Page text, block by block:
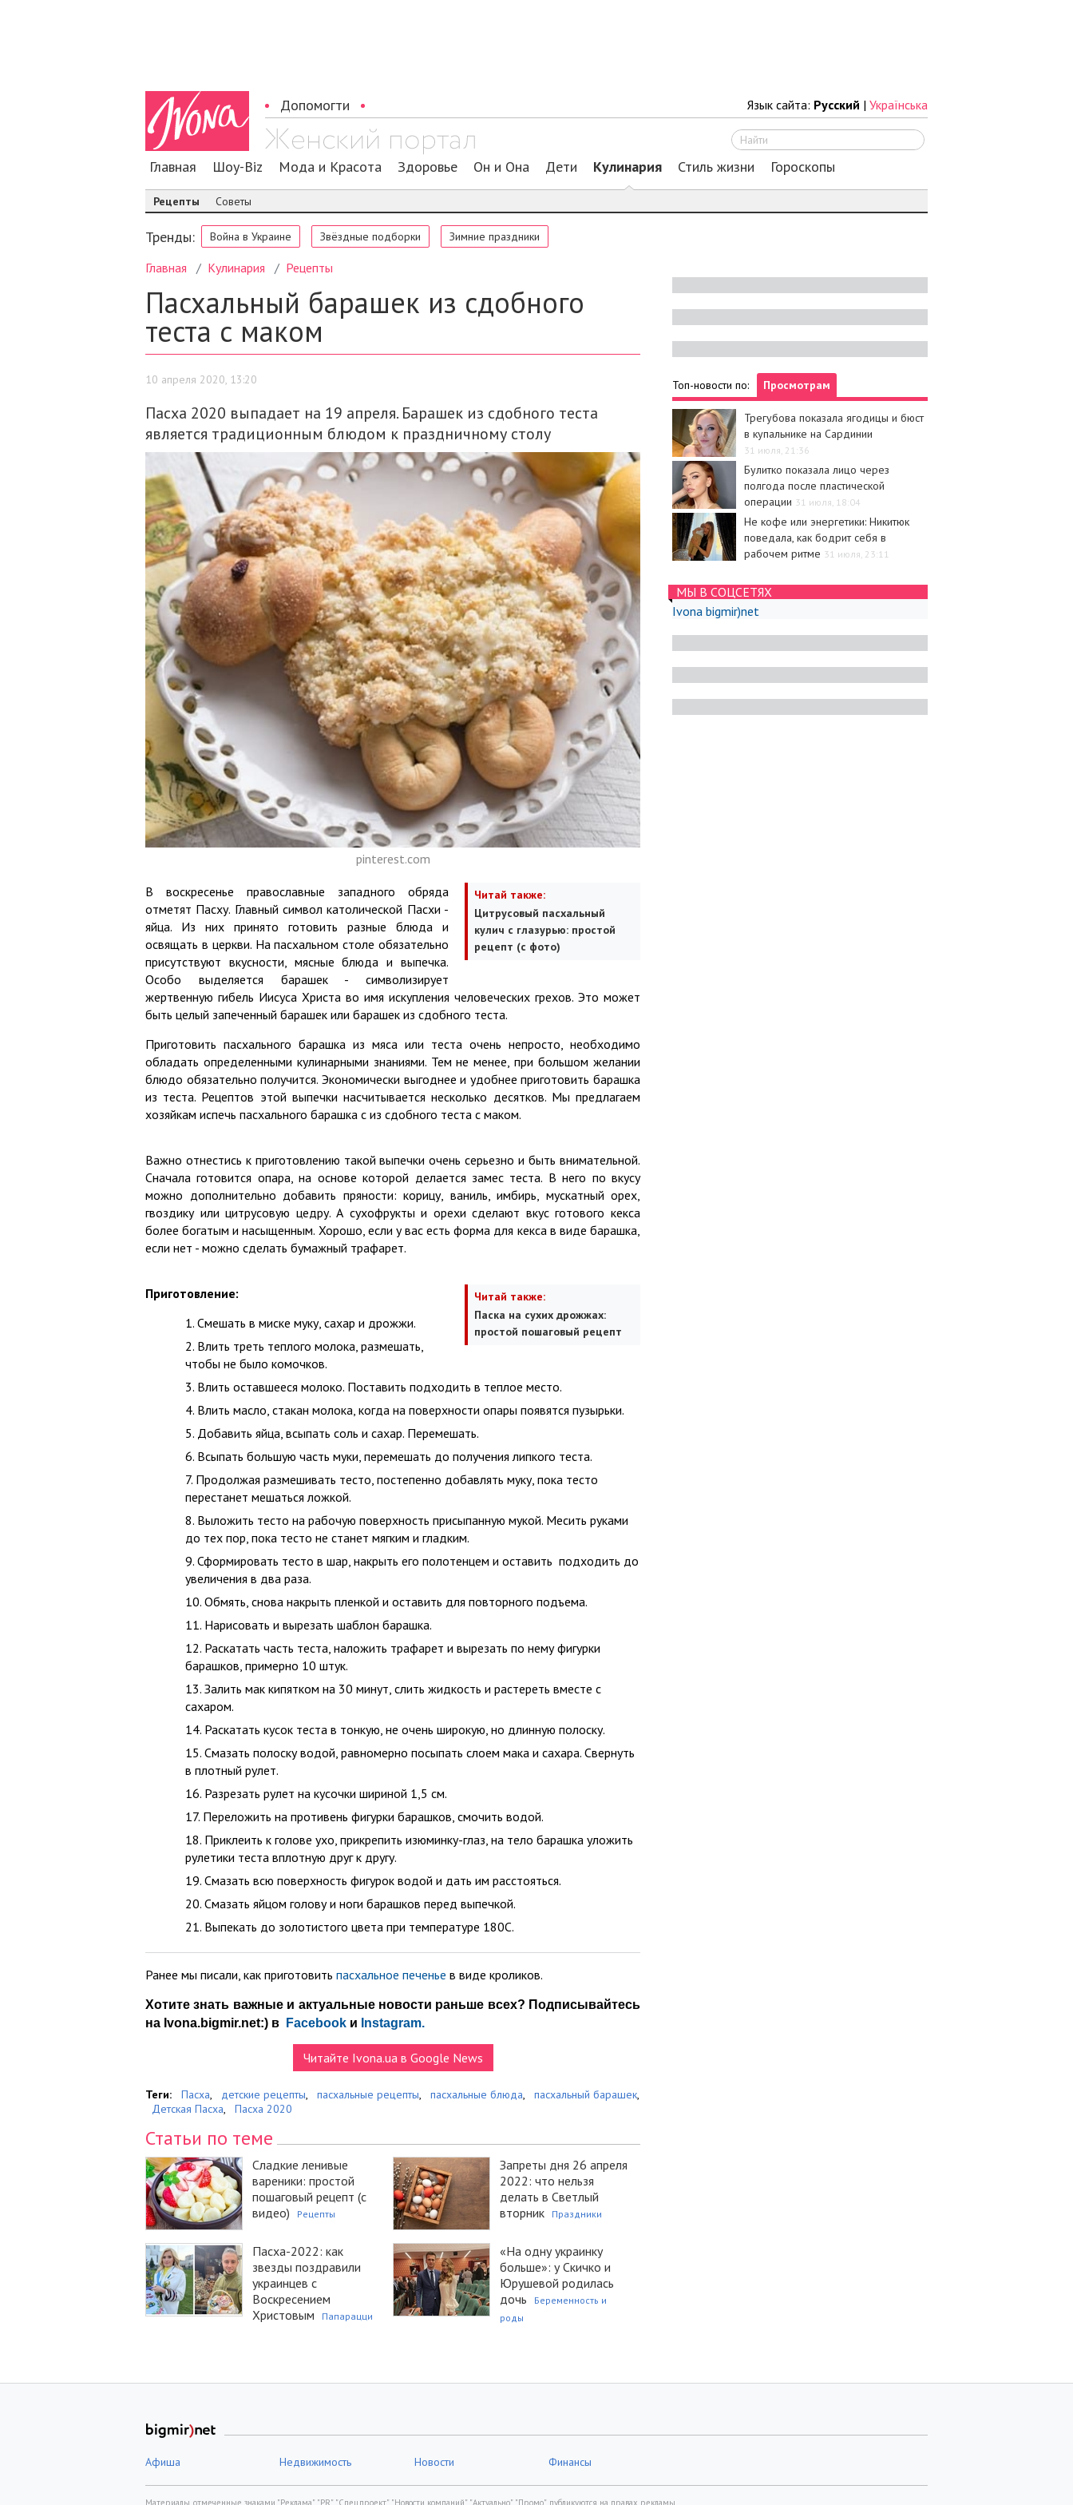
Допомогти Язык сайта: Русский | Українська
Главная Шоу-Biz Мода и Красота Здоровье Он и Она Дети Кулинария Стиль жизни Гороскопы
Рецепты Советы
Тренды: Война в Украине Звёздные подборки Зимние праздники
Главная Кулинария Рецепты
Пасхальный барашек из сдобного
теста с маком
10 апреля 2020, 13:20
Пасха 2020 выпадает на 19 апреля. Барашек из сдобного теста
является традиционным блюдом к праздничному столу
pinterest.com
Читай также:
Цитрусовый пасхальный
кулич с глазурью: простой
рецепт (с фото)
В воскресенье православные западного обряда
отметят Пасху. Главный символ католической Пасхи -
яйца. Из них принято готовить разные блюда и
освящать в церкви. На пасхальном столе обязательно
присутствуют вкусности, мясные блюда и выпечка.
Особо выделяется барашек - символизирует
жертвенную гибель Иисуса Христа во имя искупления человеческих грехов. Это может
быть целый запеченный барашек или барашек из сдобного теста.
Приготовить пасхального барашка из мяса или теста очень непросто, необходимо
обладать определенными кулинарными знаниями. Тем не менее, при большом желании
блюдо обязательно получится. Экономически выгоднее и удобнее приготовить барашка
из теста. Рецептов этой выпечки насчитывается несколько десятков. Мы предлагаем
хозяйкам испечь пасхального барашка с из сдобного теста с маком.
Важно отнестись к приготовлению такой выпечки очень серьезно и быть внимательной.
Сначала готовится опара, на основе которой делается замес теста. В него по вкусу
можно дополнительно добавить пряности: корицу, ваниль, имбирь, мускатный орех,
гвоздику или цитрусовую цедру. А сухофрукты и орехи сделают вкус готового кекса
более богатым и насыщенным. Хорошо, если у вас есть форма для кекса в виде барашка,
если нет - можно сделать бумажный трафарет.
Читай также:
Паска на сухих дрожжах:
простой пошаговый рецепт
Приготовление:
Смешать в миске муку, сахар и дрожжи.
Влить треть теплого молока, размешать,
чтобы не было комочков.
Влить оставшееся молоко. Поставить подходить в теплое место.
Влить масло, стакан молока, когда на поверхности опары появятся пузырьки.
Добавить яйца, всыпать соль и сахар. Перемешать.
Всыпать большую часть муки, перемешать до получения липкого теста.
Продолжая размешивать тесто, постепенно добавлять муку, пока тесто
перестанет мешаться ложкой.
Выложить тесто на рабочую поверхность присыпанную мукой. Месить руками
до тех пор, пока тесто не станет мягким и гладким.
Сформировать тесто в шар, накрыть его полотенцем и оставить подходить до
увеличения в два раза.
Обмять, снова накрыть пленкой и оставить для повторного подъема.
Нарисовать и вырезать шаблон барашка.
Раскатать часть теста, наложить трафарет и вырезать по нему фигурки
барашков, примерно 10 штук.
Залить мак кипятком на 30 минут, слить жидкость и растереть вместе с
сахаром.
Раскатать кусок теста в тонкую, не очень широкую, но длинную полоску.
Смазать полоску водой, равномерно посыпать слоем мака и сахара. Свернуть
в плотный рулет.
Разрезать рулет на кусочки шириной 1,5 см.
Переложить на противень фигурки барашков, смочить водой.
Приклеить к голове ухо, прикрепить изюминку-глаз, на тело барашка уложить
рулетики теста вплотную друг к другу.
Смазать всю поверхность фигурок водой и дать им расстояться.
Смазать яйцом голову и ноги барашков перед выпечкой.
Выпекать до золотистого цвета при температуре 180С.
Ранее мы писали, как приготовить пасхальное печенье в виде кроликов.
Хотите знать важные и актуальные новости раньше всех? Подписывайтесь
на Ivona.bigmir.net:) в
Facebook и Instagram.
Читайте Ivona.ua в Google News
Теги: Пасха, детские рецепты, пасхальные рецепты, пасхальные блюда, пасхальный барашек,
Детская Пасха, Пасха 2020
Статьи по теме
Сладкие ленивые
вареники: простой
пошаговый рецепт (с
видео)
Рецепты
Запреты дня 26 апреля
2022: что нельзя
делать в Светлый
вторник
Праздники
Пасха-2022: как
звезды поздравили
украинцев с
Воскресением
Христовым
Папарацци
«На одну украинку
больше»: у Скичко и
Юрушевой родилась
дочь
Беременность и
роды
Топ-новости по: Просмотрам
Трегубова показала ягодицы и бюст
в купальнике на Сардинии
31 июля, 21:36
Булитко показала лицо через
полгода после пластической
операции 31 июля, 18:04
Не кофе или энергетики: Никитюк
поведала, как бодрит себя в
рабочем ритме 31 июля, 23:11
МЫ В СОЦСЕТЯХ
Ivona bigmir)net
Афиша Недвижимость Новости Финансы
Материалы, отмеченные знаками "Реклама", "PR", "Спецпроект", "Новости компаний", "Актуально", "Промо", публикуются на правах рекламы.